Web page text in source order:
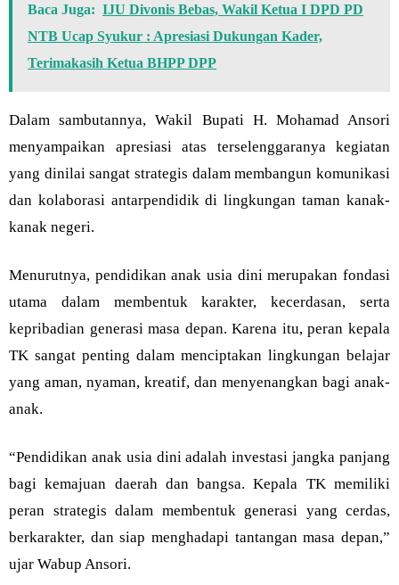
Baca Juga: IJU Divonis Bebas, Wakil Ketua I DPD PD
NTB Ucap Syukur : Apresiasi Dukungan Kader,
Terimakasih Ketua BHPP DPP
Dalam sambutannya, Wakil Bupati H. Mohamad Ansori
menyampaikan apresiasi atas terselenggaranya kegiatan
yang dinilai sangat strategis dalam membangun komunikasi
dan kolaborasi antarpendidik di lingkungan taman kanak-
kanak negeri.
Menurutnya, pendidikan anak usia dini merupakan fondasi
utama dalam membentuk karakter, kecerdasan, serta
kepribadian generasi masa depan. Karena itu, peran kepala
TK sangat penting dalam menciptakan lingkungan belajar
yang aman, nyaman, kreatif, dan menyenangkan bagi anak-
anak.
“Pendidikan anak usia dini adalah investasi jangka panjang
bagi kemajuan daerah dan bangsa. Kepala TK memiliki
peran strategis dalam membentuk generasi yang cerdas,
berkarakter, dan siap menghadapi tantangan masa depan,”
ujar Wabup Ansori.